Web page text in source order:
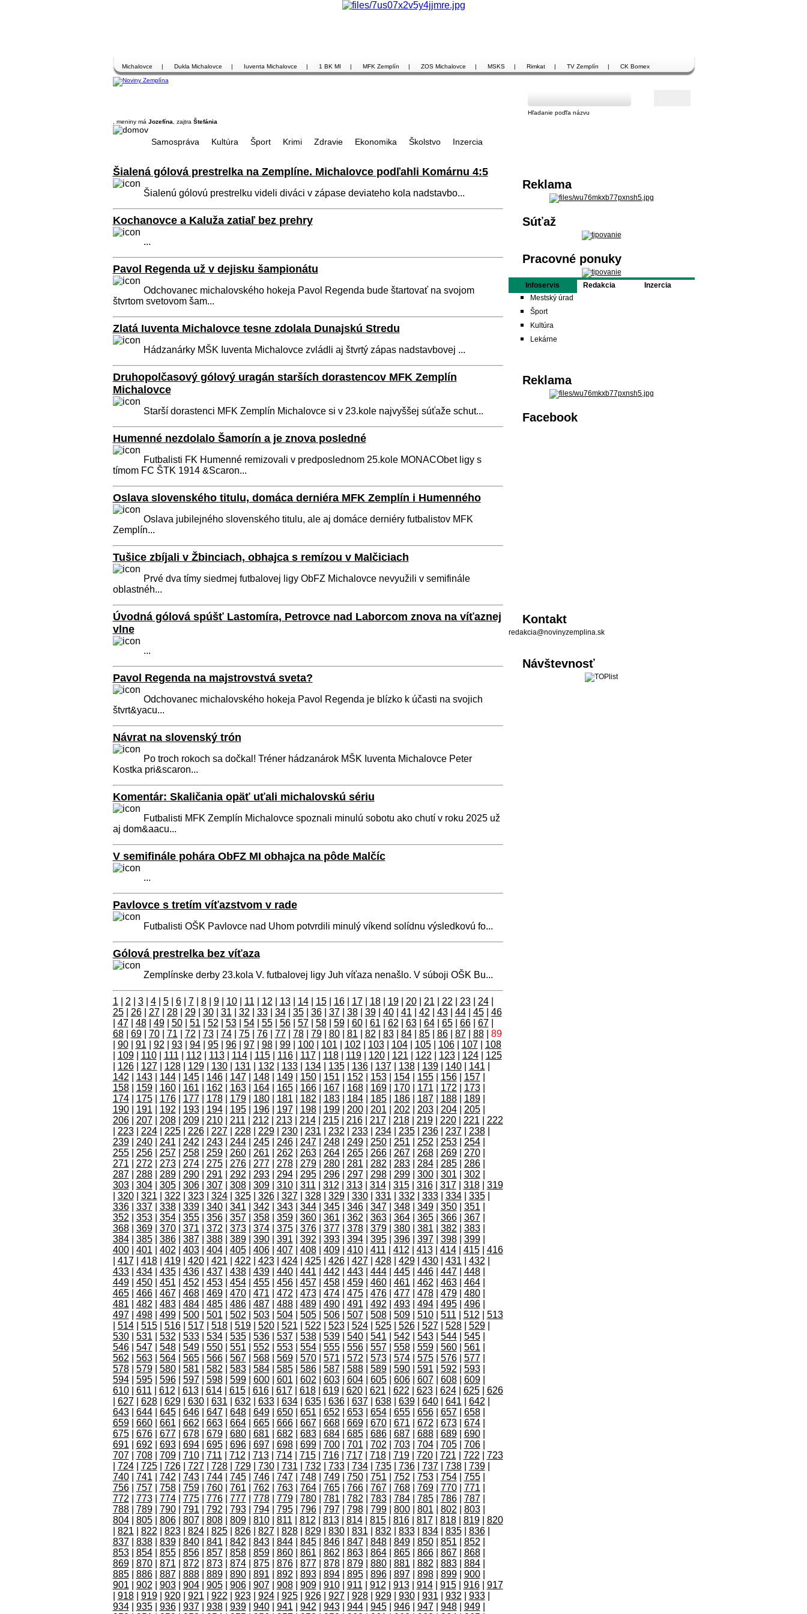
Michalovce | Dukla Michalovce | Iuventa Michalovce | 1 BK MI | MFK Zemplín | ZOS Michalovce | MSKS | Rimkat | TV Zemplín | CK Bomex
Hľadanie poďľa názvu
, meniny má Jozefína , zajtra Štefánia
Samospráva Kultúra Šport Krimi Zdravie Ekonomika Školstvo Inzercia
Šialená gólová prestrelka na Zemplíne. Michalovce podľahli Komárnu 4:5
Šialenú gólovú prestrelku videli diváci v zápase deviateho kola nadstavbo...
Kochanovce a Kaluža zatiaľ bez prehry
...
Pavol Regenda už v dejisku šampionátu
Odchovanec michalovského hokeja Pavol Regenda bude štartovať na svojom
štvrtom svetovom šam...
Zlatá Iuventa Michalovce tesne zdolala Dunajskú Stredu
Hádzanárky MŠK Iuventa Michalovce zvládli aj štvrtý zápas nadstavbovej ...
Druhopolčasový gólový uragán starších dorastencov MFK Zemplín
Michalovce
Starší dorastenci MFK Zemplín Michalovce si v 23.kole najvyššej súťaže schut...
Humenné nezdolalo Šamorín a je znova posledné
Futbalisti FK Humenné remizovali v predposlednom 25.kole MONACObet ligy s
tímom FC ŠTK 1914 &Scaron...
Oslava slovenského titulu, domáca derniéra MFK Zemplín i Humenného
Oslava jubilejného slovenského titulu, ale aj domáce derniéry futbalistov MFK
Zemplín...
Tušice zbíjali v Žbinciach, obhajca s remízou v Malčiciach
Prvé dva tímy siedmej futbalovej ligy ObFZ Michalovce nevyužili v semifinále
oblastnéh...
Úvodná gólová spúšť Lastomíra, Petrovce nad Laborcom znova na víťaznej
vlne
...
Pavol Regenda na majstrovstvá sveta?
Odchovanec michalovského hokeja Pavol Regenda je blízko k účasti na svojich
štvrt&yacu...
Návrat na slovenský trón
Po troch rokoch sa dočkal! Tréner hádzanárok MŠK Iuventa Michalovce Peter
Kostka pri&scaron...
Komentár: Skaličania opäť uťali michalovskú sériu
Futbalisti MFK Zemplín Michalovce spoznali minulú sobotu ako chutí v roku 2025 už
aj dom&aacu...
V semifinále pohára ObFZ MI obhajca na pôde Malčíc
...
Pavlovce s tretím víťazstvom v rade
Futbalisti OŠK Pavlovce nad Uhom potvrdili minulý víkend solídnu výsledkovú fo...
Gólová prestrelka bez víťaza
Zemplínske derby 23.kola V. futbalovej ligy Juh víťaza nenašlo. V súboji OŠK Bu...
1 2 3| 4| 5| 6| 7| 8| 9| 10| 11 12 13| 14| 15| 16| 17| 18| 19| 20| 21 22 23| 24|
25| 26| 27| 28| 29| 30| 31 32 33| 34| 35| 36| 37| 38| 39| 40| 41 42 43| 44| 45| 46
47| 48| 49| 50| 51 52 53| 54| 55| 56| 57| 58| 59| 60| 61 62 63| 64| 65| 66| 67|
68| 69| 70| 71 72 73| 74| 75| 76| 77| 78| 79| 80| 81 82 83| 84| 85| 86| 87| 88| 89
90| 91 92 93| 94| 95| 96| 97| 98| 99| 100| 101 102 103| 104| 105| 106| 107| 108
109| 110| 111 112 113| 114| 115| 116| 117| 118| 119| 120| 121 122 123| 124| 125
126| 127| 128| 129| 130| 131 132 133| 134| 135| 136| 137| 138| 139| 140| 141
142
143| 144| 145| 146| 147| 148| 149| 150| 151 152 153| 154| 155| 156| 157|
158| 159| 160| 161 162 163| 164| 165| 166| 167| 168| 169| 170| 171 172 173|
174| 175| 176| 177| 178| 179| 180| 181 182 183| 184| 185| 186| 187| 188| 189|
190| 191 192 193| 194| 195| 196| 197| 198| 199| 200| 201 202 203| 204| 205|
206| 207| 208| 209| 210| 211 212 213| 214| 215| 216| 217| 218| 219| 220| 221
222
223| 224| 225| 226| 227| 228| 229| 230| 231 232 233| 234| 235| 236| 237| 238|
239| 240| 241 242 243| 244| 245| 246| 247| 248| 249| 250| 251 252 253| 254|
255| 256| 257| 258| 259| 260| 261 262 263| 264| 265| 266| 267| 268| 269| 270|
271
272 273| 274| 275| 276| 277| 278| 279| 280| 281 282 283| 284| 285| 286|
287| 288| 289| 290| 291 292 293| 294| 295| 296| 297| 298| 299| 300| 301 302
303| 304| 305| 306| 307| 308| 309| 310| 311 312 313| 314| 315| 316| 317| 318| 319
320| 321 322 323| 324| 325| 326| 327| 328| 329| 330| 331 332 333| 334| 335|
336| 337| 338| 339| 340| 341 342 343| 344| 345| 346| 347| 348| 349| 350| 351
352
353| 354| 355| 356| 357| 358| 359| 360| 361 362 363| 364| 365| 366| 367|
368| 369| 370| 371 372 373| 374| 375| 376| 377| 378| 379| 380| 381 382 383|
384| 385| 386| 387| 388| 389| 390| 391 392 393| 394| 395| 396| 397| 398| 399|
400| 401 402 403| 404| 405| 406| 407| 408| 409| 410| 411 412 413| 414| 415| 416
417| 418| 419| 420| 421 422 423| 424| 425| 426| 427| 428| 429| 430| 431 432
433| 434| 435| 436| 437| 438| 439| 440| 441 442 443| 444| 445| 446| 447| 448|
449| 450| 451 452 453| 454| 455| 456| 457| 458| 459| 460| 461 462 463| 464|
465| 466| 467| 468| 469| 470| 471 472 473| 474| 475| 476| 477| 478| 479| 480|
481
482 483| 484| 485| 486| 487| 488| 489| 490| 491 492 493| 494| 495| 496|
497| 498| 499| 500| 501 502 503| 504| 505| 506| 507| 508| 509| 510| 511 512
513
514| 515| 516| 517| 518| 519| 520| 521 522 523| 524| 525| 526| 527| 528| 529|
530| 531 532 533| 534| 535| 536| 537| 538| 539| 540| 541 542 543| 544| 545|
546| 547| 548| 549| 550| 551 552 553| 554| 555| 556| 557| 558| 559| 560| 561
562
563| 564| 565| 566| 567| 568| 569| 570| 571 572 573| 574| 575| 576| 577|
578| 579| 580| 581 582 583| 584| 585| 586| 587| 588| 589| 590| 591 592 593|
594| 595| 596| 597| 598| 599| 600| 601 602 603| 604| 605| 606| 607| 608| 609|
610| 611 612 613| 614| 615| 616| 617| 618| 619| 620| 621 622 623| 624| 625| 626
627| 628| 629| 630| 631 632 633| 634| 635| 636| 637| 638| 639| 640| 641 642
643| 644| 645| 646| 647| 648| 649| 650| 651 652 653| 654| 655| 656| 657| 658|
659| 660| 661 662 663| 664| 665| 666| 667| 668| 669| 670| 671 672 673| 674|
675| 676| 677| 678| 679| 680| 681 682 683| 684| 685| 686| 687| 688| 689| 690|
691
692 693| 694| 695| 696| 697| 698| 699| 700| 701 702 703| 704| 705| 706|
707| 708| 709| 710| 711 712 713| 714| 715| 716| 717| 718| 719| 720| 721 722
723
724| 725| 726| 727| 728| 729| 730| 731 732 733| 734| 735| 736| 737| 738| 739|
740| 741 742 743| 744| 745| 746| 747| 748| 749| 750| 751 752 753| 754| 755|
756| 757| 758| 759| 760| 761 762 763| 764| 765| 766| 767| 768| 769| 770| 771
772
773| 774| 775| 776| 777| 778| 779| 780| 781 782 783| 784| 785| 786| 787|
788| 789| 790| 791 792 793| 794| 795| 796| 797| 798| 799| 800| 801 802 803|
804| 805| 806| 807| 808| 809| 810| 811 812 813| 814| 815| 816| 817| 818| 819| 820
821 822 823| 824| 825| 826| 827| 828| 829| 830| 831 832 833| 834| 835| 836|
837| 838| 839| 840| 841 842 843| 844| 845| 846| 847| 848| 849| 850| 851 852
853| 854| 855| 856| 857| 858| 859| 860| 861 862 863| 864| 865| 866| 867| 868|
869| 870| 871 872 873| 874| 875| 876| 877| 878| 879| 880| 881 882 883| 884|
885| 886| 887| 888| 889| 890| 891 892 893| 894| 895| 896| 897| 898| 899| 900|
901
902 903| 904| 905| 906| 907| 908| 909| 910| 911 912 913| 914| 915| 916| 917
918| 919| 920| 921 922 923| 924| 925| 926| 927| 928| 929| 930| 931 932 933|
934| 935| 936| 937| 938| 939| 940| 941 942 943| 944| 945| 946| 947| 948| 949|
Reklama
Súťaž
Pracovné ponuky
Infoservis Redakcia
Inzercia
Mestský úrad
Šport
Kultúra
Lekárne
Reklama
Facebook
Kontakt
redakcia@novinyzemplina.sk
Návštevnosť